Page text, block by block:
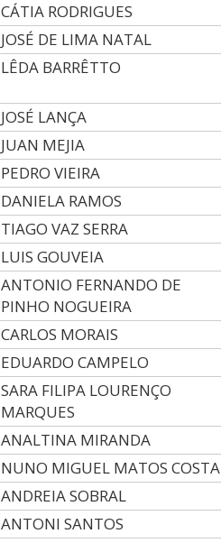
CÁTIA RODRIGUES
JOSÉ DE LIMA NATAL
LÊDA BARRÊTTO
JOSÉ LANÇA
JUAN MEJIA
PEDRO VIEIRA
DANIELA RAMOS
TIAGO VAZ SERRA
LUIS GOUVEIA
ANTONIO FERNANDO DE
PINHO NOGUEIRA
CARLOS MORAIS
EDUARDO CAMPELO
SARA FILIPA LOURENÇO
MARQUES
ANALTINA MIRANDA
NUNO MIGUEL MATOS COSTA
ANDREIA SOBRAL
ANTONI SANTOS